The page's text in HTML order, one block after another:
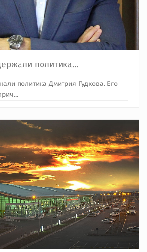
политика...
политика Дмитрия Гудкова. Его